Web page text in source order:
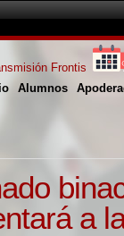
Alumnos
Frontis
a